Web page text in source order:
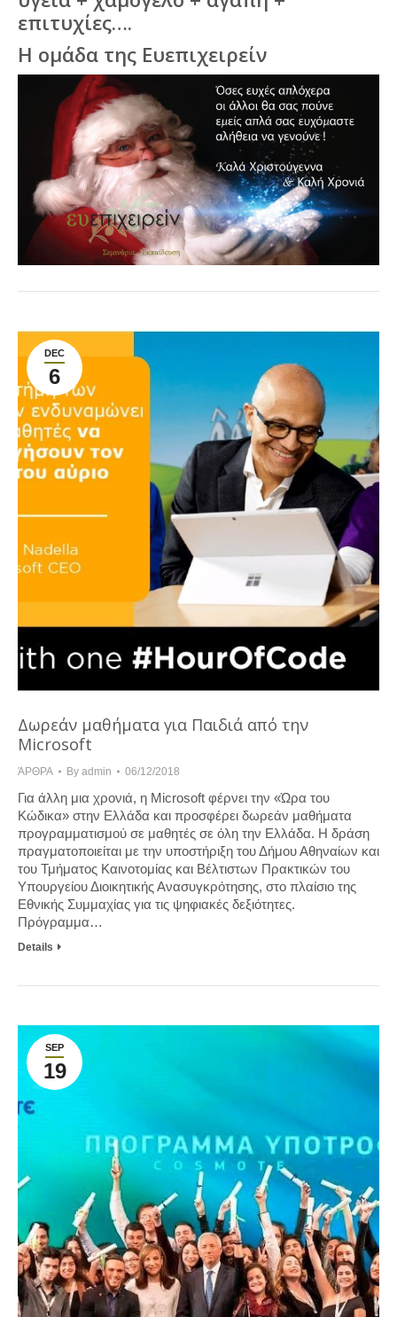
επιτυχίες….
Η ομάδα της Ευεπιχειρείν
DEC
6
Δωρεάν μαθήματα για Παιδιά από την
Microsoft
ΆΡΘΡΑ By admin 06/12/2018
Για άλλη μια χρονιά, η Microsoft φέρνει την «Ώρα του
Κώδικα» στην Ελλάδα και προσφέρει δωρεάν μαθήματα
προγραμματισμού σε μαθητές σε όλη την Ελλάδα. Η δράση
πραγματοποιείται με την υποστήριξη του Δήμου Αθηναίων και
του Τμήματος Καινοτομίας και Βέλτιστων Πρακτικών του
Υπουργείου Διοικητικής Ανασυγκρότησης, στο πλαίσιο της
Εθνικής Συμμαχίας για τις ψηφιακές δεξιότητες.
Πρόγραμμα…
Details
SEP
19